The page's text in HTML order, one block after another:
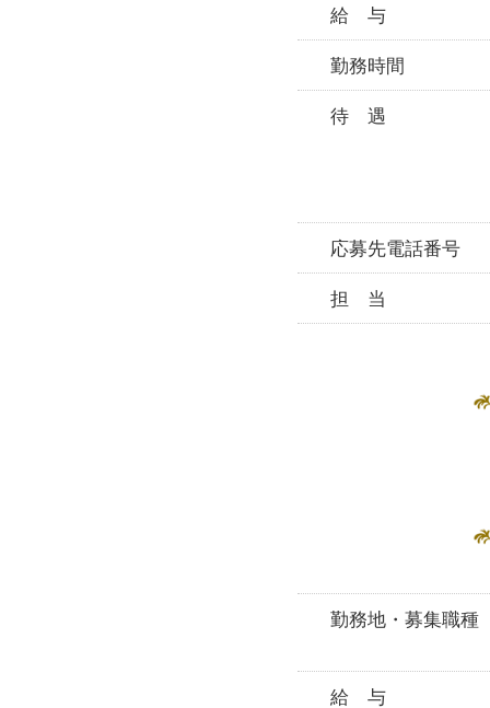
給 与
勤務時間
待 遇
応募先電話番号
担 当
勤務地・募集職種
給 与